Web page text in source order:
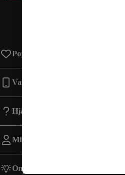
Populära sidor
Varumärken
Hjälp
Mitt Konto
Om Comviq